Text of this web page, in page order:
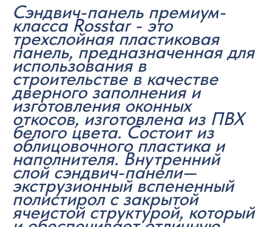
Сэндвич-панель премиум-
класса Rosstar - это
трехслойная пластиковая
панель, предназначенная для
использования в
строительстве в качестве
дверного заполнения и
изготовления оконных
откосов, изготовлена из ПВХ
белого цвета. Состоит из
облицовочного пластика и
наполнителя. Внутренний
слой сэндвич-панели—
экструзионный вспененный
полистирол с закрытой
ячеистой структурой, который